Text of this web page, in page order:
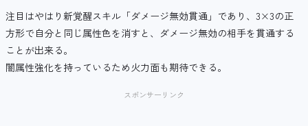
注目はやはり新覚醒スキル「ダメージ無効貫通」であり、3×3の正
方形で自分と同じ属性色を消すと、ダメージ無効の相手を貫通する
ことが出来る。
闇属性強化を持っているため火力面も期待できる。
スポンサーリンク